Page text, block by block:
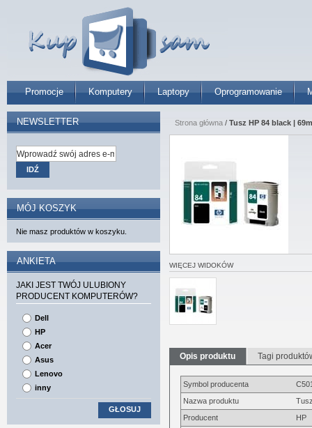
Promocje Komputery Laptopy Oprogramowanie
Strona główna / Tusz HP 84 black |
WIĘCEJ WIDOKÓW
Opis produktu Tagi
Symbol producenta
Nazwa produktu
Producent
HP
NEWSLETTER
IDŹ
MÓJ KOSZYK
Nie masz produktów w koszyku.
ANKIETA
JAKI JEST TWÓJ ULUBIONY
PRODUCENT KOMPUTERÓW?
Dell
HP
Acer
Asus
Lenovo
inny
GŁOSUJ